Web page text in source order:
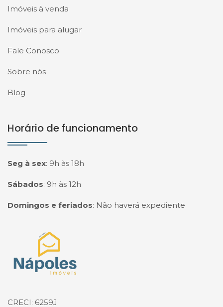
Imóveis à venda
Imóveis para alugar
Fale Conosco
Sobre nós
Blog
Horário de funcionamento
Seg à sex: 9h às 18h
Sábados: 9h às 12h
Domingos e feriados: Não haverá expediente
Página inicial
CRECI: 6259J